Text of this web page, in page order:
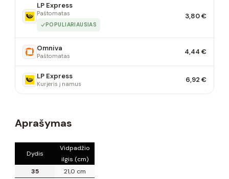
LP Express
Paštomatas
POPULIARIAUSIAS
3,80 €
Omniva
Paštomatas 4,44 €
LP Express
Kurjeris į namus 6,92 €
Aprašymas
Dydis
Vidpadžio
ilgis (cm)
35
21,0 cm